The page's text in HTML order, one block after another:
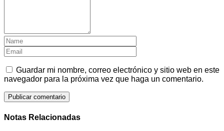
Guardar mi nombre, correo electrónico y sitio web en este
navegador para la próxima vez que haga un comentario.
Notas Relacionadas